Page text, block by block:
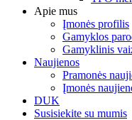
Apie mus
Įmonės profilis
Gamyklos
Gamyklinis
Naujienos
Pramonės
Įmonės
DUK
Susisiekite su mumis